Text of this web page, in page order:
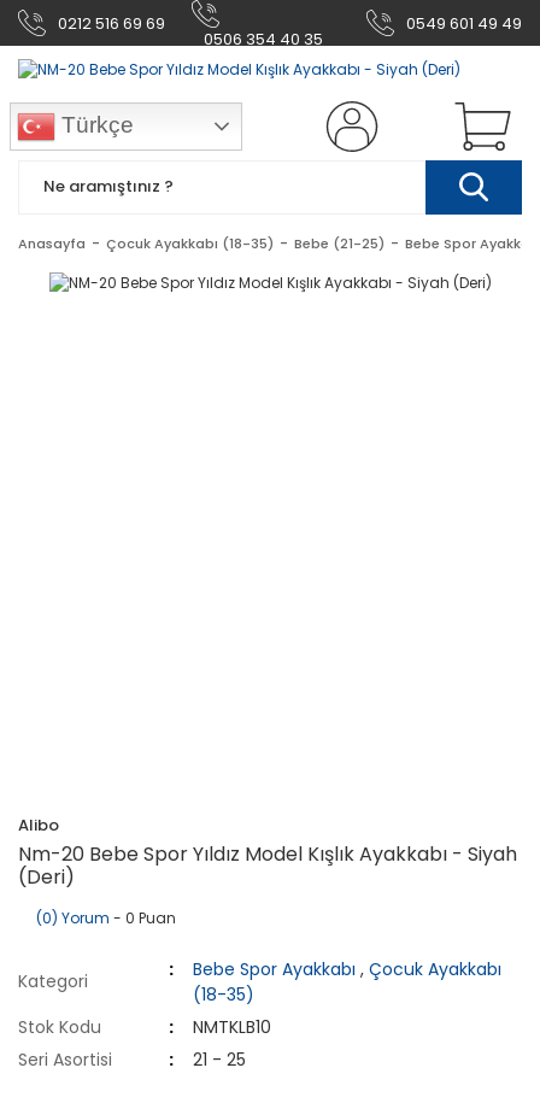
0212 516 69 69
0506 354 40 35
0549 601 49 49
Türkçe
Anasayfa Çocuk Ayakkabı (18-35) Bebe (21-25) Bebe Spor
Alibo
Nm-20 Bebe Spor Yıldız Model Kışlık Ayakkabı - Siyah
(Deri)
(0) Yorum - 0 Puan
Kategori
Bebe Spor Ayakkabı ,Çocuk Ayakkabı
(18-35)
Stok Kodu
NMTKLB10
Seri Asortisi
21 - 25